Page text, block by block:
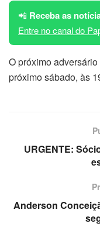
📲 Receba as
Entre no canal do
O próximo
próximo sábado, às
URGENTE:
Anderson